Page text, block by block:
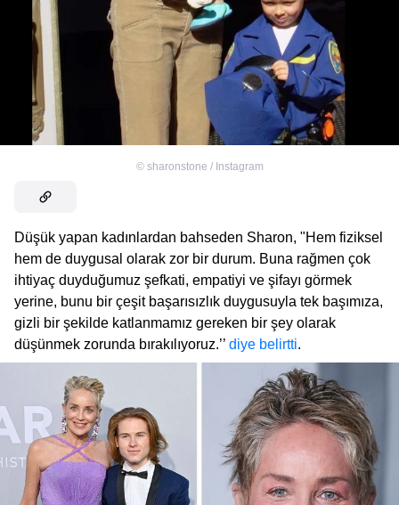
© sharonstone / Instagram
Düşük yapan kadınlardan bahseden Sharon, "Hem fiziksel
hem de duygusal olarak zor bir durum. Buna rağmen çok
ihtiyaç duyduğumuz şefkati, empatiyi ve şifayı görmek
yerine, bunu bir çeşit başarısızlık duygusuyla tek başımıza,
gizli bir şekilde katlanmamız gereken bir şey olarak
düşünmek zorunda bırakılıyoruz.’’ diye belirtti.